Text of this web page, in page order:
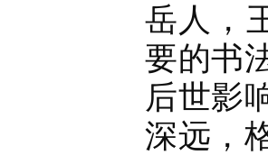
岳人，
要的书
后世影
深远，